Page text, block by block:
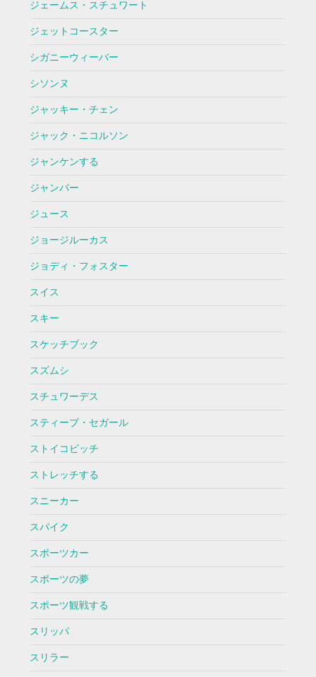
ジェームス・スチュワート
ジェットコースター
シガニーウィーバー
シソンヌ
ジャッキー・チェン
ジャック・ニコルソン
ジャンケンする
ジャンバー
ジュース
ジョージルーカス
ジョディ・フォスター
スイス
スキー
スケッチブック
スズムシ
スチュワーデス
スティーブ・セガール
ストイコビッチ
ストレッチする
スニーカー
スパイク
スポーツカー
スポーツの夢
スポーツ観戦する
スリッパ
スリラー